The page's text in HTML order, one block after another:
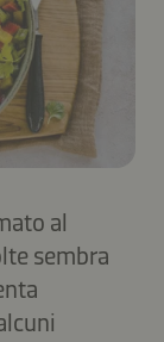
al
sembra